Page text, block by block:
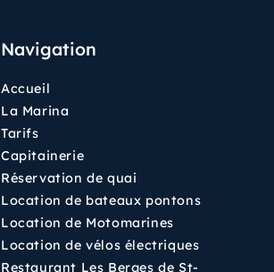
Navigation
Accueil
La Marina
Tarifs
Capitainerie
Réservation de quai
Location de bateaux pontons
Location de Motomarines
Location de vélos électriques
Restaurant Les Berges de St-